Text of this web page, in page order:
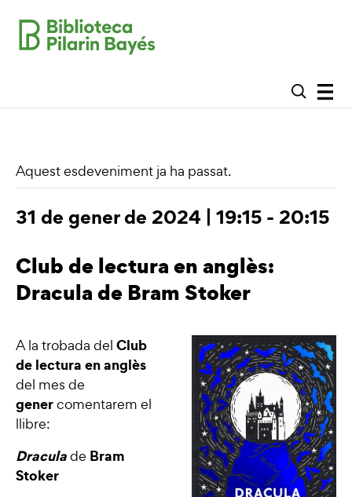
Aquest esdeveniment ja ha passat.
31 de gener de 2024 | 19:15 - 20:15
Club de lectura en anglès:
Dracula de Bram Stoker
A la trobada del Club
de lectura en anglès
del mes de
genercomentarem el
llibre:
Draculade Bram
Stoker